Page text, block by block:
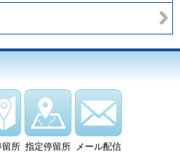
留所 指定停留所 メール配信